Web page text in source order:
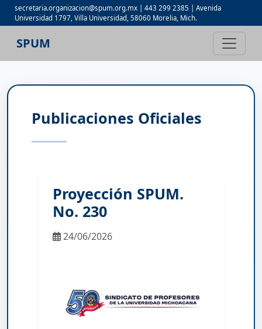
secretaria.organizacion@spum.org.mx | 443 299 2385 | Avenida
Universidad 1797, Villa Universidad, 58060 Morelia, Mich.
SPUM
Publicaciones Oficiales
Proyección SPUM.
No. 230
24/06/2026